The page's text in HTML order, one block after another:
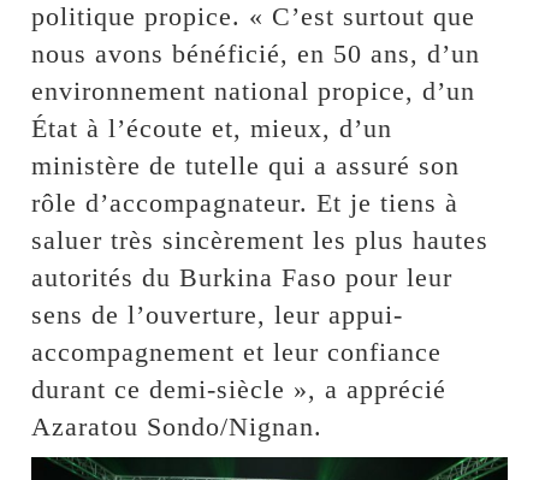
politique propice. « C’est surtout que
nous avons bénéficié, en 50 ans, d’un
environnement national propice, d’un
État à l’écoute et, mieux, d’un
ministère de tutelle qui a assuré son
rôle d’accompagnateur. Et je tiens à
saluer très sincèrement les plus hautes
autorités du Burkina Faso pour leur
sens de l’ouverture, leur appui-
accompagnement et leur confiance
durant ce demi-siècle », a apprécié
Azaratou Sondo/Nignan.